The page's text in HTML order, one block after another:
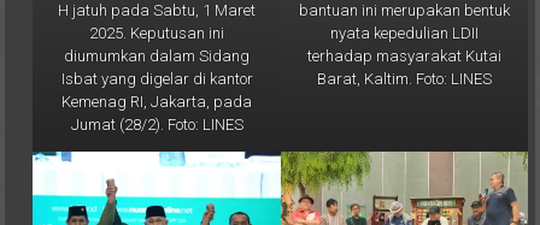
H jatuh pada Sabtu, 1 Maret
2025. Keputusan ini
diumumkan dalam Sidang
Isbat yang digelar di kantor
Kemenag RI, Jakarta, pada
Jumat (28/2). Foto: LINES
bantuan ini merupakan bentuk
nyata kepedulian LDII
terhadap masyarakat Kutai
Barat, Kaltim. Foto: LINES